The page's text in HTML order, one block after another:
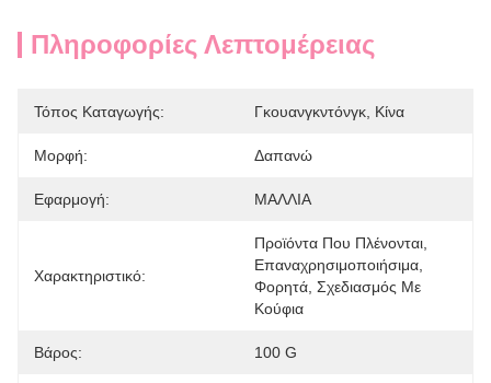
Πληροφορίες Λεπτομέρειας
Τόπος Καταγωγής: Γκουανγκντόνγκ, Κίνα
Μορφή: Δαπανώ
Εφαρμογή: ΜΑΛΛΙΑ
Χαρακτηριστικό:
Προϊόντα Που Πλένονται,
Επαναχρησιμοποιήσιμα,
Φορητά, Σχεδιασμός Με
Κούφια
Βάρος: 100 G